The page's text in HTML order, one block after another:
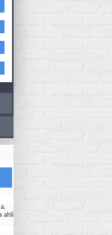
ahli